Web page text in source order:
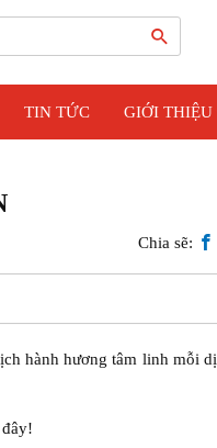
TIN TỨC GIỚI THIỆU
Chia sẽ:
hành hương tâm linh mỗi